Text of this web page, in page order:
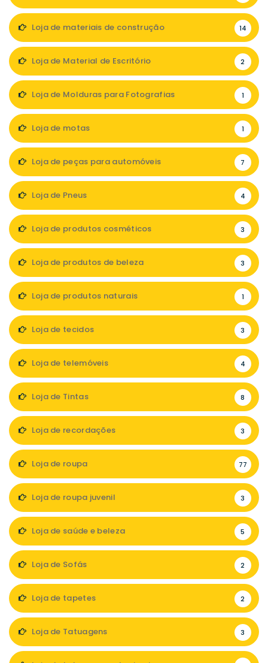
Loja de materiais de construção 14
Loja de Material de Escritório 2
Loja de Molduras para Fotografias 1
Loja de motas 1
Loja de peças para automóveis 7
Loja de Pneus 4
Loja de produtos cosméticos 3
Loja de produtos de beleza 3
Loja de produtos naturais 1
Loja de tecidos 3
Loja de telemóveis 4
Loja de Tintas 8
Loja de recordações 3
Loja de roupa 77
Loja de roupa juvenil 3
Loja de saúde e beleza 5
Loja de Sofás 2
Loja de tapetes 2
Loja de Tatuagens 3